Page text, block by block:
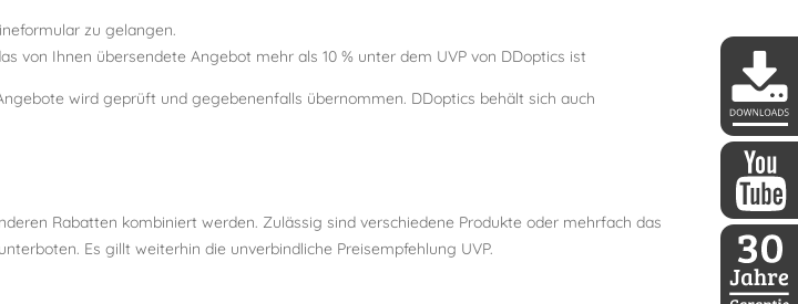
zu gelangen.
von Ihnen übersendete Angebot mehr als 10 % unter dem UVP von DDoptics ist
wird geprüft und gegebenenfalls übernommen. DDoptics behält sich auch
Rabatten kombiniert werden. Zulässig sind verschiedene Produkte oder mehrfach das
Es gillt weiterhin die unverbindliche Preisempfehlung UVP.
DDoptics
DDoptics